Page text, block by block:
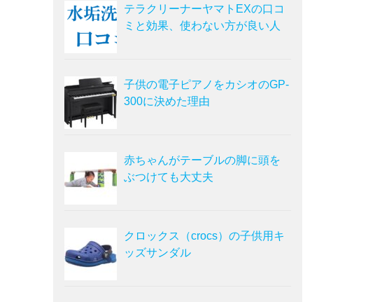
テラクリーナーヤマトEXの口コ
ミと効果、使わない方が良い人
子供の電子ピアノをカシオのGP-
300に決めた理由
赤ちゃんがテーブルの脚に頭を
ぶつけても大丈夫
クロックス（crocs）の子供用キ
ッズサンダル